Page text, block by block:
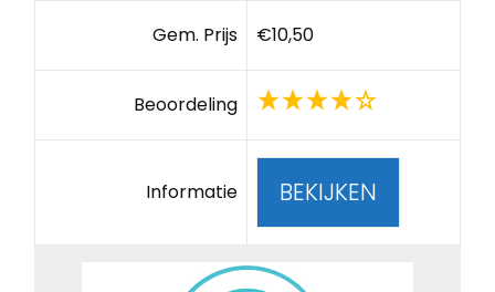
Gem. Prijs €10,50
Beoordeling
Informatie BEKIJKEN